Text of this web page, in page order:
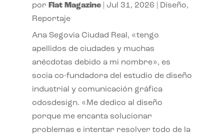
por Flat Magazine| Jul 31, 2026 Diseño,
Reportaje
Ana Segovia Ciudad Real, «tengo
apellidos de ciudades y muchas
anécdotas debido a mi nombre», es
socia co-fundadora del estudio de diseño
industrial y comunicación gráfica
odosdesign. «Me dedico al diseño
porque me encanta solucionar
problemas e intentar resolver todo de la